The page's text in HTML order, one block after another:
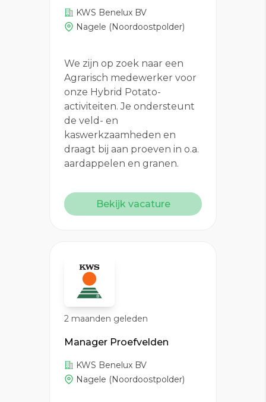
KWS Benelux BV
Nagele (Noordoostpolder)
We zijn op zoek naar een
Agrarisch medewerker voor
onze Hybrid Potato-
activiteiten. Je ondersteunt
de veld- en
kaswerkzaamheden en
draagt bij aan proeven in o.a.
aardappelen en granen.
Bekijk vacature
2 maanden geleden
Manager Proefvelden
KWS Benelux BV
Nagele (Noordoostpolder)